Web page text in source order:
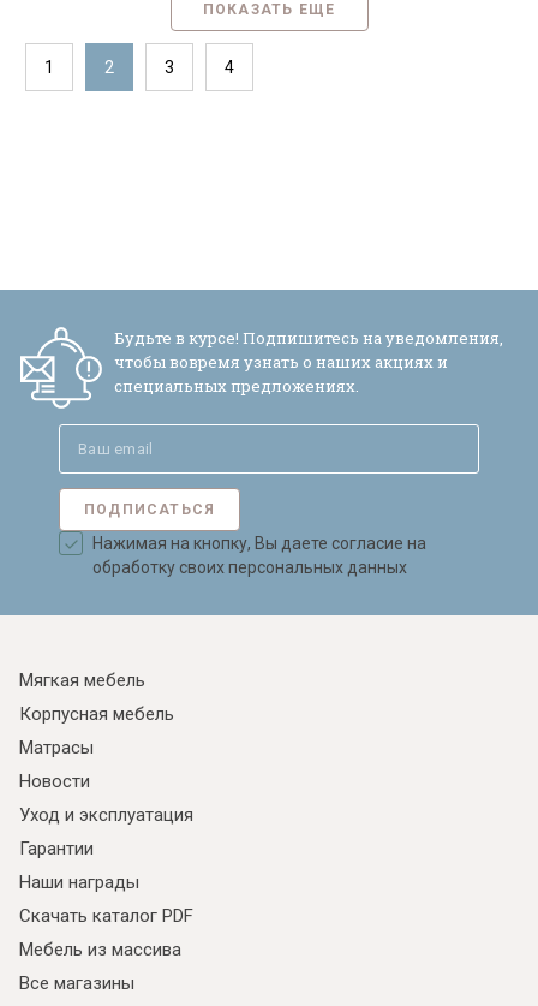
ПОКАЗАТЬ ЕЩЕ
1 2 3 4
Будьте в курсе! Подпишитесь на уведомления,
чтобы вовремя узнать о наших акциях и
специальных предложениях.
ПОДПИСАТЬСЯ
Нажимая на кнопку, Вы даете согласие на
обработку своих персональных данных
Мягкая мебель
Корпусная мебель
Матрасы
Новости
Уход и эксплуатация
Гарантии
Наши награды
Скачать каталог PDF
Мебель из массива
Все магазины